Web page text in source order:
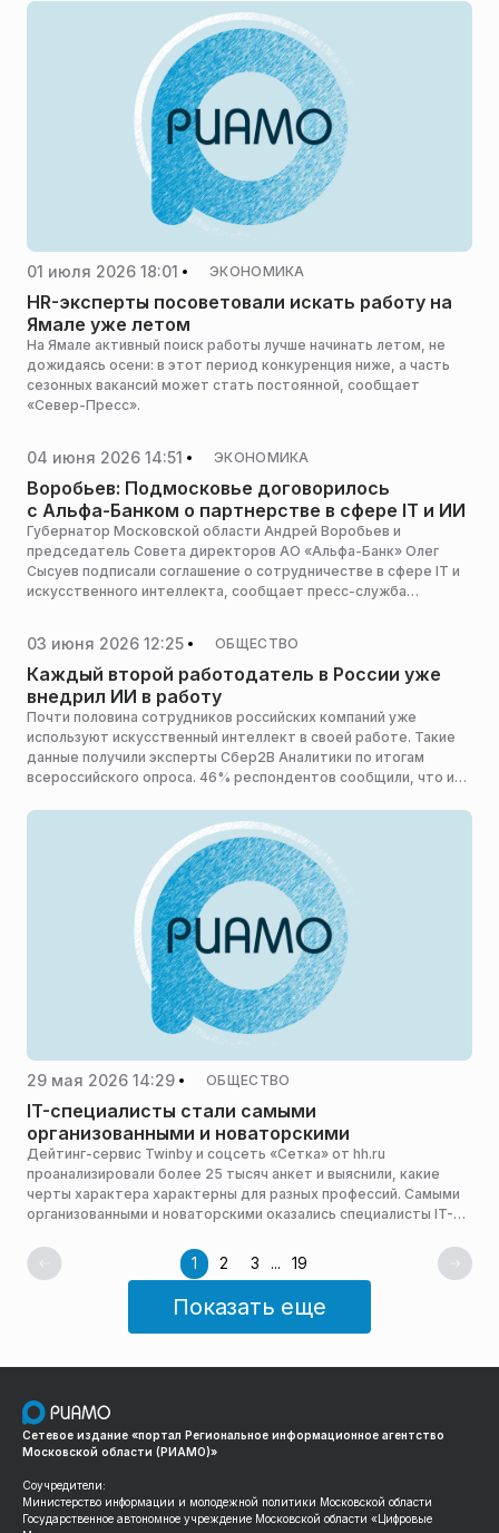
ее на собеседования, пока не заглянула в свой профиль,
01 июля 2026 18:01 ЭКОНОМИКА
HR-эксперты посоветовали искать работу на
Ямале уже летом
На Ямале активный поиск работы лучше начинать летом, не
дожидаясь осени: в этот период конкуренция ниже, а часть
сезонных вакансий может стать постоянной, сообщает
«Север-Пресс».
04 июня 2026 14:51 ЭКОНОМИКА
Воробьев: Подмосковье договорилось
с Альфа-Банком о партнерстве в сфере IT и ИИ
Губернатор Московской области Андрей Воробьев и
председатель Совета директоров АО «Альфа-Банк» Олег
Сысуев подписали соглашение о сотрудничестве в сфере IT и
искусственного интеллекта, сообщает пресс-служба
03 июня 2026 12:25 ОБЩЕСТВО
Каждый второй работодатель в России уже
внедрил ИИ в работу
Почти половина сотрудников российских компаний уже
используют искусственный интеллект в своей работе. Такие
данные получили эксперты Сбер2В Аналитики по итогам
всероссийского опроса. 46% респондентов сообщили, что их
причем 16% пользуются этой технологией активно, а 30% —
29 мая 2026 14:29 ОБЩЕСТВО
IT-специалисты стали самыми
организованными и новаторскими
Дейтинг-сервис Twinby и соцсеть «Сетка» от hh.ru
проанализировали более 25 тысяч анкет и выяснили, какие
черты характера характерны для разных профессий. Самыми
организованными и новаторскими оказались специалисты IT-
1 2 3 ... 19
Показать еще
Сетевое издание «портал Региональное информационное агентство
Московской области (РИАМО)»
Соучредители:
Министерство информации и молодежной политики Московской области
Государственное автономное учреждение Московской области «Цифровые